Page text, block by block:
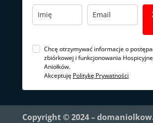
Chcę otrzymywać informacje o
zbiórkowej i funkcjonowania
Aniołków.
Akceptuję Politykę Prywatności
Copyright © 2024 –